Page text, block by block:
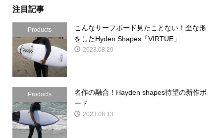
注目記事
Products
こんなサーフボード見たことない！歪な形
をしたHyden Shapes「VIRTUE」
2023.08.20
Products
名作の融合！Hayden shapes待望の新作ボ
ード
2023.08.13